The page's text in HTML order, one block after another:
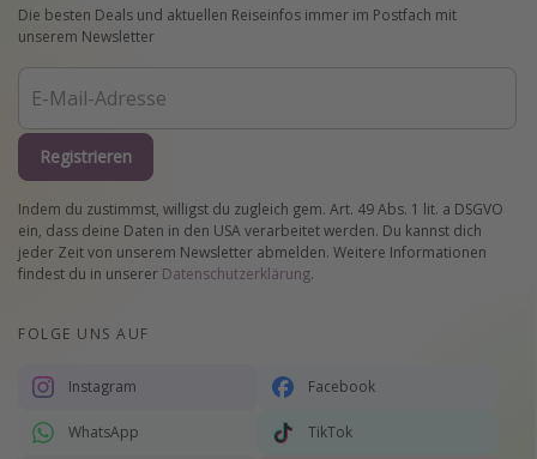
Die besten Deals und aktuellen Reiseinfos immer im Postfach mit
unserem Newsletter
Registrieren
Indem du zustimmst, willigst du zugleich gem. Art. 49 Abs. 1 lit. a DSGVO
ein, dass deine Daten in den USA verarbeitet werden. Du kannst dich
jeder Zeit von unserem Newsletter abmelden. Weitere Informationen
findest du in unserer Datenschutzerklärung.
FOLGE UNS AUF
Instagram Facebook
WhatsApp TikTok